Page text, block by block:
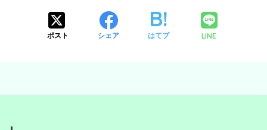
ポスト シェア はてブ LINE